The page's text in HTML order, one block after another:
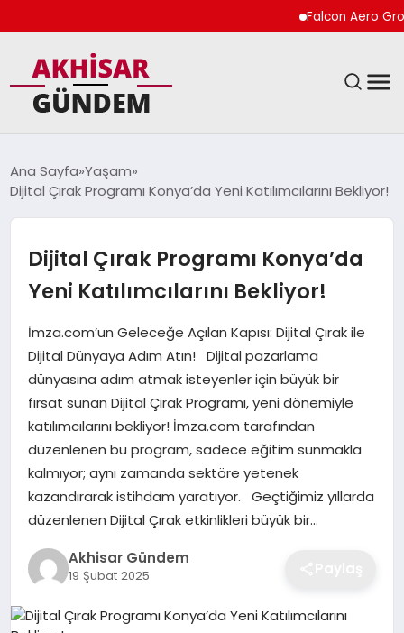
Falcon Aero Group,
DÜNYA
EKONOMI
SPOR
TEKNOLOJI
YAŞAM
Ana Sayfa Yaşam
Dijital Çırak Programı Konya’da Yeni Katılımcılarını Bekliyor!
Dijital Çırak Programı Konya’da
Yeni Katılımcılarını Bekliyor!
İmza.com’un Geleceğe Açılan Kapısı: Dijital Çırak ile
Dijital Dünyaya Adım Atın! Dijital pazarlama
dünyasına adım atmak isteyenler için büyük bir
fırsat sunan Dijital Çırak Programı, yeni dönemiyle
katılımcılarını bekliyor! İmza.com tarafından
düzenlenen bu program, sadece eğitim sunmakla
kalmıyor; aynı zamanda sektöre yetenek
kazandırarak istihdam yaratıyor. Geçtiğimiz yıllarda
düzenlenen Dijital Çırak etkinlikleri büyük bir…
Akhisar Gündem
19 Şubat 2025